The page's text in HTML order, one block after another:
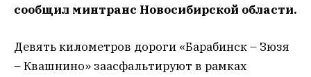
сообщил минтранс Новосибирской области.
Девять километров дороги «Барабинск – Зюзя
– Квашнино» заасфальтируют в рамках